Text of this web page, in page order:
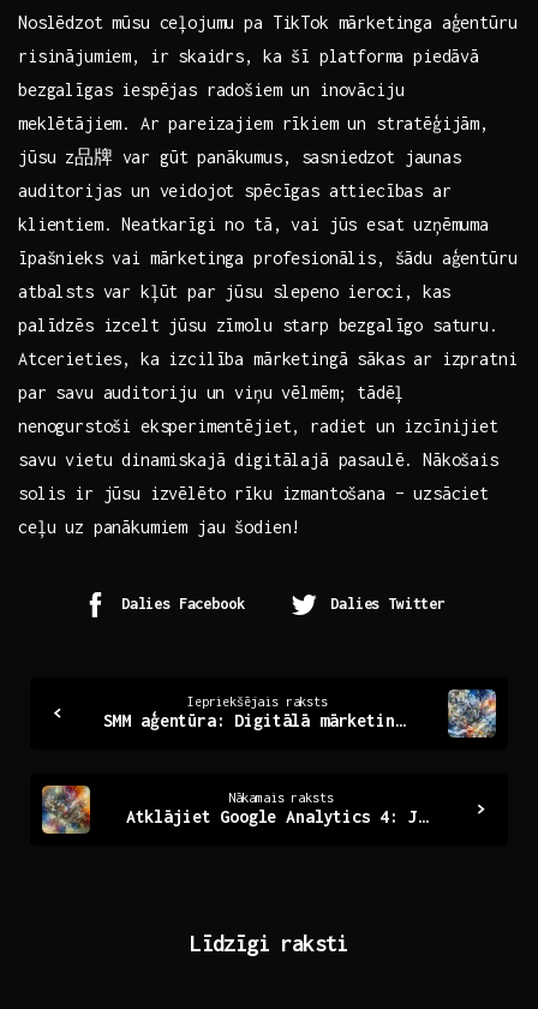
Noslēdzot mūsu ceļojumu‌ pa TikTok‌ mārketinga aģentūru
risinājumiem, ir ⁢skaidrs, ka šī platforma piedāvā
bezgalīgas iespējas radošiem ‍un inovāciju
meklētājiem. Ar pareizajiem rīkiem un stratēģijām,
jūsu z品牌 var gūt panākumus, sasniedzot jaunas
auditorijas un veidojot spēcīgas attiecības ar
klientiem. Neatkarīgi no tā, vai jūs esat uzņēmuma
īpašnieks vai mārketinga profesionālis, šādu aģentūru
atbalsts var kļūt par jūsu⁤ slepeno⁤ ieroci, kas
palīdzēs izcelt ​jūsu zīmolu starp bezgalīgo ​saturu.
Atcerieties, ka izcilība mārketingā sākas ar izpratni
par savu auditoriju ⁢un viņu vēlmēm; tādēļ
nenogurstoši eksperimentējiet, radiet un izcīnijiet
savu vietu dinamiskajā digitālajā pasaulē. Nākošais
solis ir jūsu izvēlēto rīku‍ izmantošana – uzsāciet
‍ceļu uz panākumiem jau šodien!
Dalies Facebook Dalies Twitter
Reading
Iepriekšējais raksts
SMM aģentūra: Digitālā mārketinga radošais spēks
Nākamais raksts
Atklājiet Google Analytics 4: Jauni rīki un iespējas
Līdzīgi raksti